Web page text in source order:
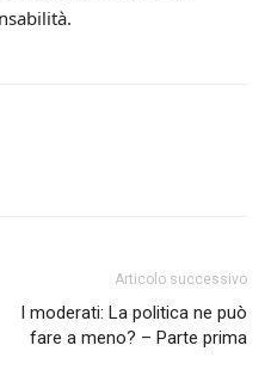
Articolo successivo
I moderati: La politica ne può
fare a meno? – Parte prima